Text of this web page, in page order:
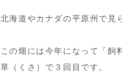
北海道やカナダの平原州で見
この畑には今年になって「飼
草（くさ）で３回目です。